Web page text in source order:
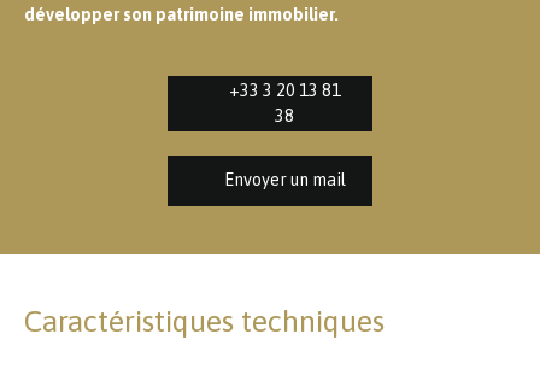
développer son patrimoine immobilier.
+33 3 20 13 81
38
Envoyer un mail
Caractéristiques techniques